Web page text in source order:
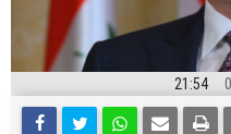
21:54